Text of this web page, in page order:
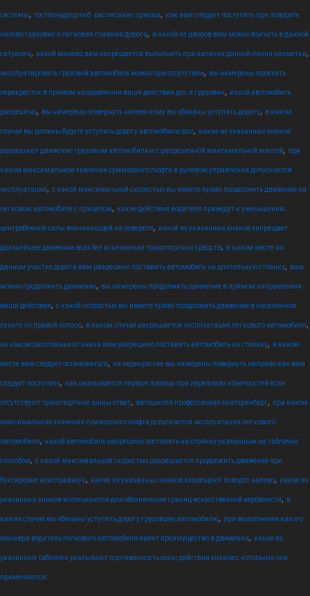
системы, гостехнадзор екб. расписание приема, как вам следует поступить при повороте
налево грузовик и легковая главная дорога, в какой из дворов вам можно въехать в данной
ситуации, какой маневр вам запрещается выполнить при наличии данной линии разметки,
эксплуатировать грузовой автомобиль можно при отсутствии, вы намерены проехать
перекресток в прямом направлении ваши действия дпс и грузовик, какой автомобиль
разрешено, вы намерены повернуть налево кому вы обязаны уступить дорогу, в каком
случае вы должны будете уступить дорогу автомобилю дпс, какие из указанных знаков
разрешают движение грузовым автомобилям с разрешенной максимальной массой, при
каком максимальном значении суммарного люфта в рулевом управлении допускается
эксплуатация, с какой максимальной скоростью вы имеете право продолжить движение на
легковом автомобиле с прицепом, какие действия водителя приведут к уменьшению
центробежной силы возникающей на повороте, какой из указанных знаков запрещает
дальнейшее движение всех без исключения транспортных средств, в каком месте на
данном участке дороги вам разрешено поставить автомобиль на длительную стоянку, вам
можно продолжить движение, вы намерены продолжить движение в прямом направлении
ваши действия, с какой скоростью вы имеете право продолжить движение в населенном
пункте по правой полосе, в каком случае разрешается эксплуатация легкового автомобиля,
на каком расстоянии от знака вам разрешено поставить автомобиль на стоянку, в каком
месте вам следует остановиться, на перекрестке вы намерены повернуть направо как вам
следует поступить, как оказывается первая помощь при переломах конечностей если
отсутствуют транспортные шины ответ, автошкола профессионал екатеринбург, при каком
максимальном значении суммарного люфта допускается эксплуатация легкового
автомобиля, какой автомобиль разрешено поставить на стоянку указанным на табличке
способом, с какой максимальной скоростью разрешается продолжить движение при
буксировке неисправного, какие из указанных знаков запрещают поворот налево, какие из
указанных знаков используются для обозначения границ искусственной неровности, в
каком случае вы обязаны уступить дорогу грузовому автомобилю, при выполнении какого
маневра водитель легкового автомобиля имеет преимущество в движении, какие из
указанных табличек указывают протяженность зоны действия знаков с которыми они
применяются